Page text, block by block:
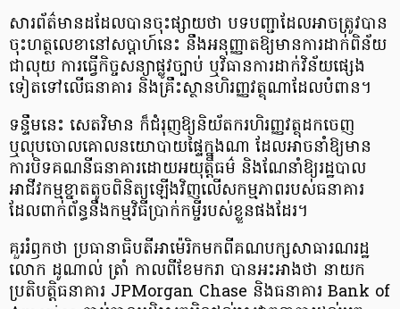
សារព័ត៌មានដដែលបានចុះផ្សាយថា បទបញ្ជាដែលអាចត្រូវបាន
ចុះហត្ថលេខានៅសប្តាហ៍នេះ នឹងអនុញ្ញាតឱ្យមានការដាក់ពិន័យ
ជាលុយ ការធ្វើកិច្ចសន្យាផ្លូវច្បាប់ ឬវិធានការដាក់វិន័យផ្សេង
ទៀតទៅលើធនាគារ និងគ្រឹះស្ថានហិរញ្ញវត្ថុណាដែលបំពាន។
ទន្ទឹមនេះ សេតវិមាន ក៏ជំរុញឱ្យនិយ័តករហិរញ្ញវត្ថុដកចេញ
ឬលុបចោលគោលនយោបាយផ្ទៃក្នុងណា ដែលអាចនាំឱ្យមាន
ការបិទគណនីធនាគារដោយអយុត្តិធម៌ និងណែនាំឱ្យរដ្ឋបាល
អាជីវកម្មខ្នាតតូចពិនិត្យឡើងវិញលើសកម្មភាពរបស់ធនាគារ
ដែលពាក់ព័ន្ធនឹងកម្មវិធីប្រាក់កម្ចីរបស់ខ្លួនផងដែរ។
គួររំឭកថា ប្រធានាធិបតីអាម៉េរិកមកពីគណបក្សសាធារណរដ្ឋ
លោក ដូណាល់ ត្រាំ កាលពីខែមករា បានអះអាងថា នាយក
ប្រតិបត្តិធនាគារ JPMorgan Chase និងធនាគារ Bank of